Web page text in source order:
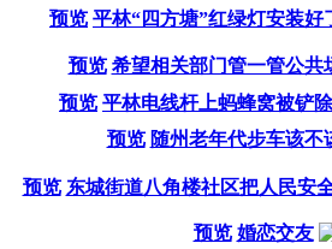
预览 平林“四方塘”红绿灯安装好
预览 希望相关部门管一管公共
预览 平林电线杆上蚂蜂窝被铲除
预览 随州老年代步车该不
预览 东城街道八角楼社区把人民安
预览 婚恋交友